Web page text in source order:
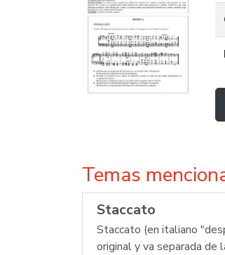
Temas
Staccato
Staccato (en italiano
original y va separada de